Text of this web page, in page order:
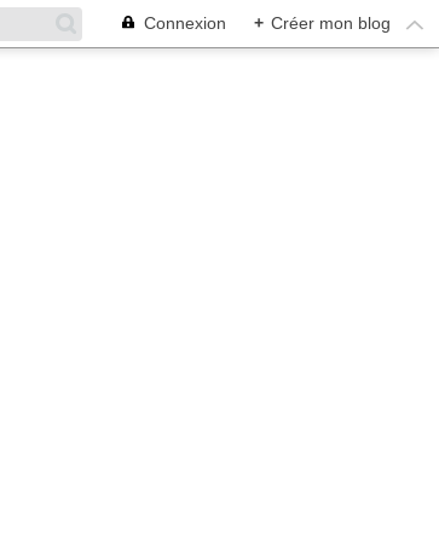
Connexion + Créer mon blog